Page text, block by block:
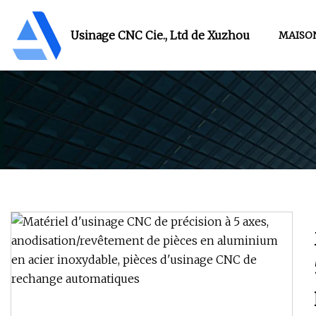
Usinage CNC Cie., Ltd de Xuzhou